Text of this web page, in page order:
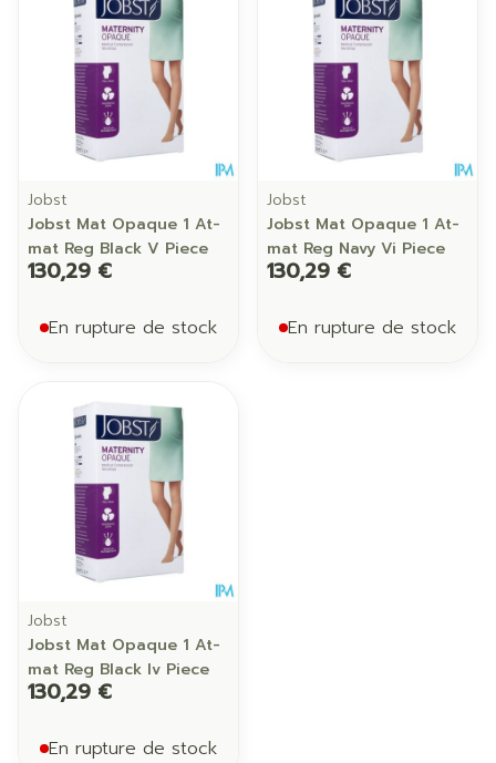
Jobst
Jobst Mat Opaque 1 At-
mat Reg Black V Piece
130,29 €
En rupture de stock
Jobst
Jobst Mat Opaque 1 At-
mat Reg Navy Vi Piece
130,29 €
En rupture de stock
Jobst
Jobst Mat Opaque 1 At-
mat Reg Black Iv Piece
130,29 €
En rupture de stock